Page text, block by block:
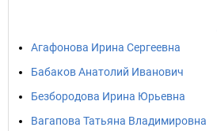
Агафонова Ирина Сергеевна
Бабаков Анатолий Иванович
Безбородова Ирина Юрьевна
Вагапова Татьяна Владимировна